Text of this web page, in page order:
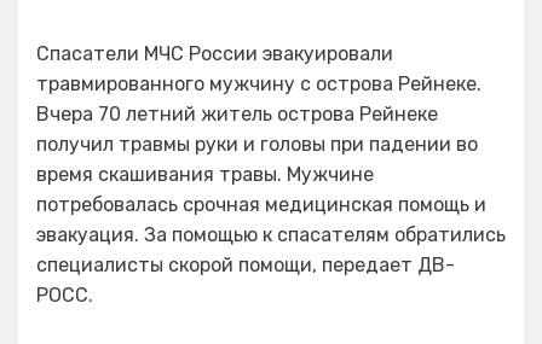
Спасатели МЧС России эвакуировали
травмированного мужчину с острова Рейнеке.
Вчера 70 летний житель острова Рейнеке
получил травмы руки и головы при падении во
время скашивания травы. Мужчине
потребовалась срочная медицинская помощь и
эвакуация. За помощью к спасателям обратились
специалисты скорой помощи, передает ДВ-
РОСС.